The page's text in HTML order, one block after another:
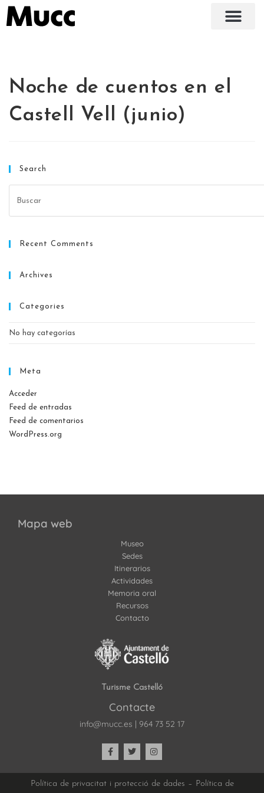
Noche de cuentos en el
Castell Vell (junio)
Search
Recent Comments
Archives
Categories
No hay categorías
Meta
Acceder
Feed de entradas
Feed de comentarios
WordPress.org
Mapa web
Museo
Sedes
Itinerarios
Actividades
Memoria oral
Recursos
Contacto
Turisme Castelló
Contacte
info@mucc.es | 964 73 52 17
Política de privacitat i protecció de dades – Política de